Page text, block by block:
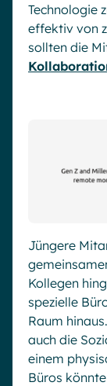
Technologie
effektiv von
sollten die
Jüngere
Kollegen
spezielle
Raum
auch die
einem
Büros